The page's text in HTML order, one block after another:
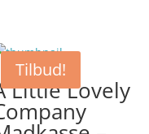
Tilbud!
Little Lovely